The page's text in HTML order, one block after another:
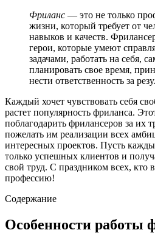
Фриланс — это не только
жизни, который требует от
навыков и качеств.
герои, которые умеют
задачами, работать на себя,
планировать свое время,
нести ответственность за
Каждый хочет чувствовать себя
растет популярность фриланса.
поблагодарить фрилансеров за их
пожелать им реализации всех
интересных проектов. Пусть
только успешных клиентов и
свой труд. С праздником всех, кто
профессию!
Содержание
Особенности работы